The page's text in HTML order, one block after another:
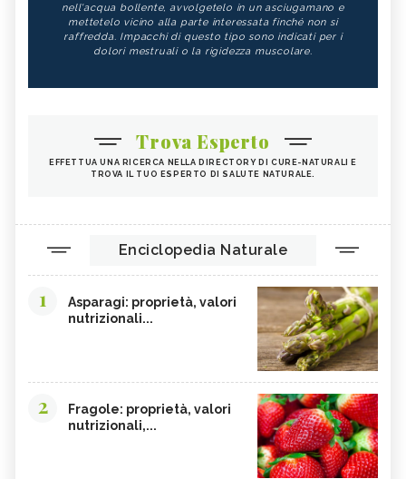
nell'acqua bollente, avvolgetelo in un asciugamano e
mettetelo vicino alla parte interessata finché non si
raffredda. Impacchi di questo tipo sono indicati per i
dolori mestruali o la rigidezza muscolare.
Trova Esperto
EFFETTUA UNA RICERCA NELLA DIRECTORY DI CURE-NATURALI E
TROVA IL TUO ESPERTO DI SALUTE NATURALE.
Enciclopedia Naturale
1
Asparagi: proprietà, valori
nutrizionali...
2
Fragole: proprietà, valori
nutrizionali,...